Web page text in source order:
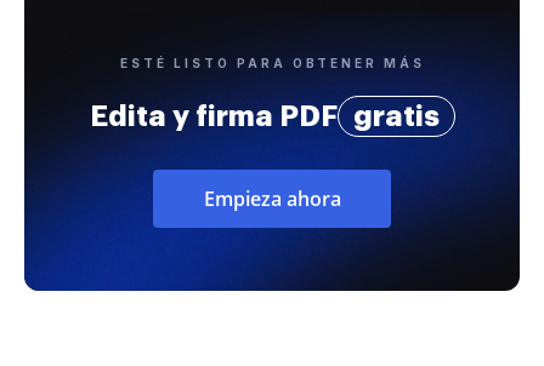
ESTÉ LISTO PARA OBTENER MÁS
Edita y firma PDF gratis
Empieza ahora